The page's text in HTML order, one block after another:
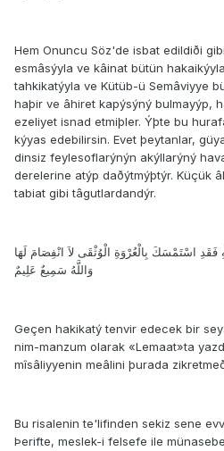
Hem Onuncu Söz'de isbat edildiði
esmâsýyla ve kâinat bütün
tahkikatýyla ve Kütüb-ü Semâviyye
haþir ve âhiret kapýsýný bulmayýp,
ezeliyet isnad etmiþler. Ýþte bu
kýyas edebilirsin. Evet þeytanlar,
dinsiz feylesoflarýnýn akýllarýný
derelerine atýp daðýtmýþtýr. Küçük
tabiat gibi tâgutlardandýr.
اسْتَمْسَكَ بِالْعُرْوَةِ الْوُثْقَى لاَ انْفِصَامَ لَهَا
وَاللَّهُ سَمِيعٌ عَلِيمٌ
Geçen hakikatý tenvir edecek bir
nim-manzum olarak «Lemaat»ta
mîsâliyyenin meâlini þurada
Bu risalenin te'lifinden sekiz sene
Þerifte, meslek-i felsefe ile